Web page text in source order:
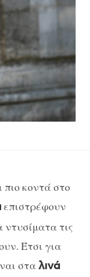
πιο κοντά στο
επιστρέφουν
τις
Έτσι για
σταλινά